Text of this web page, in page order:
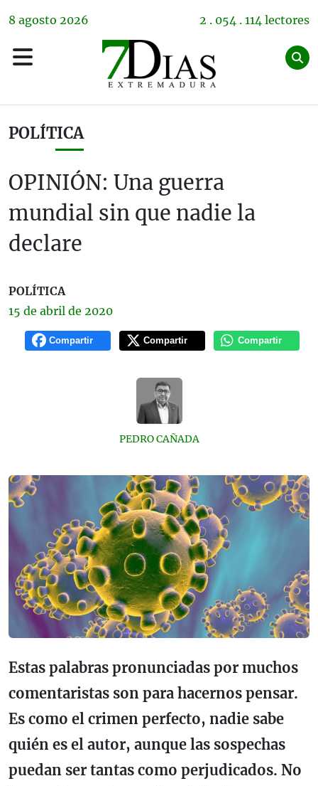
8 agosto 2026 2 . 054 . 114 lectores
POLÍTICA
OPINIÓN: Una guerra
mundial sin que nadie la
declare
POLÍTICA
15 de abril de 2020
Compartir Compartir Compartir
PEDRO CAÑADA
Estas palabras pronunciadas por muchos
comentaristas son para hacernos pensar.
Es como el crimen perfecto, nadie sabe
quién es el autor, aunque las sospechas
puedan ser tantas como perjudicados. No